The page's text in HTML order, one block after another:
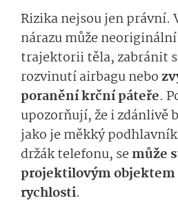
Rizika nejsou jen právní.
nárazu může
trajektorii těla, zabránit
rozvinutí airbagu nebo
poranění krční páteře.
upozorňují, že i zdánlivě
jako je měkký
držák telefonu, semůže
projektilovým objektem
rychlosti.